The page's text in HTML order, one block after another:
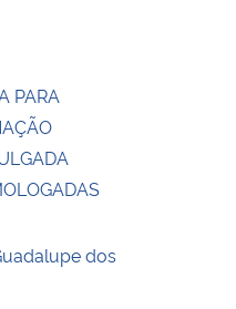
PARA
dos